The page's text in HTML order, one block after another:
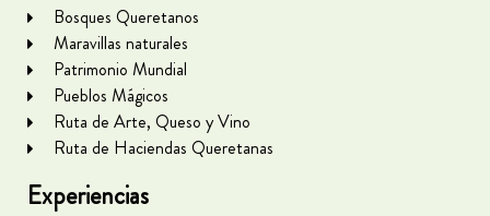
Bosques Queretanos
Maravillas naturales
Patrimonio Mundial
Pueblos Mágicos
Ruta de Arte, Queso y Vino
Ruta de Haciendas Queretanas
Experiencias